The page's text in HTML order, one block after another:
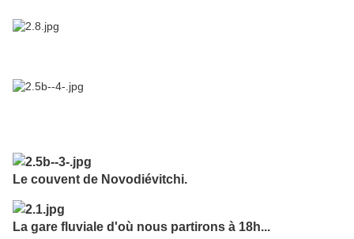
Le couvent de Novodiévitchi.
La gare fluviale d'où nous partirons à 18h...